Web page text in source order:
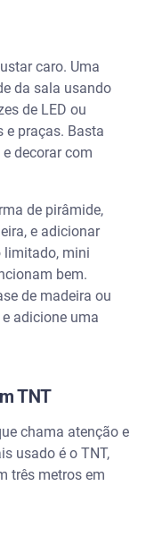
caro. Uma
da sala usando
de LED ou
e praças. Basta
decorar com
de pirâmide,
e adicionar
limitado, mini
bem.
de madeira ou
adicione uma
TNT
chama atenção e
usado é o TNT,
três metros em